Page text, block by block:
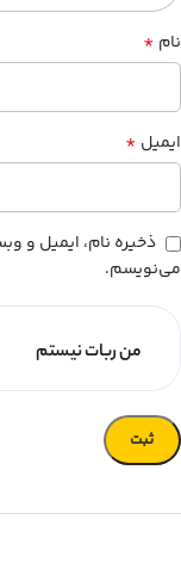
نام *
ایمیل *
ذخیره نام، ایمیل و
می‌نویسم.
من ربات نیستم